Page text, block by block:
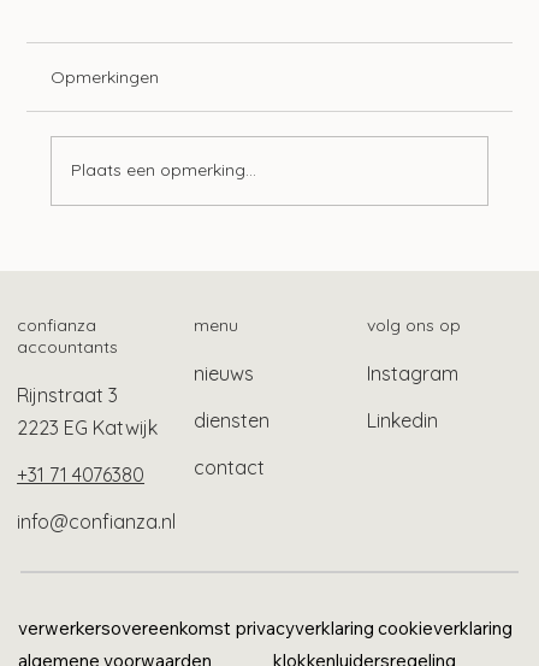
Opmerkingen
Plaats een opmerking...
confianza
accountants
Rijnstraat 3
2223 EG Katwijk
+31 71 4076380
info@confianza.nl
menu
nieuws
diensten
contact
volg ons op
Instagram
Linkedin
verwerkersovereenkomst privacyverklaring cookieverklaring
algemene voorwaarden
klokkenluidersregeling